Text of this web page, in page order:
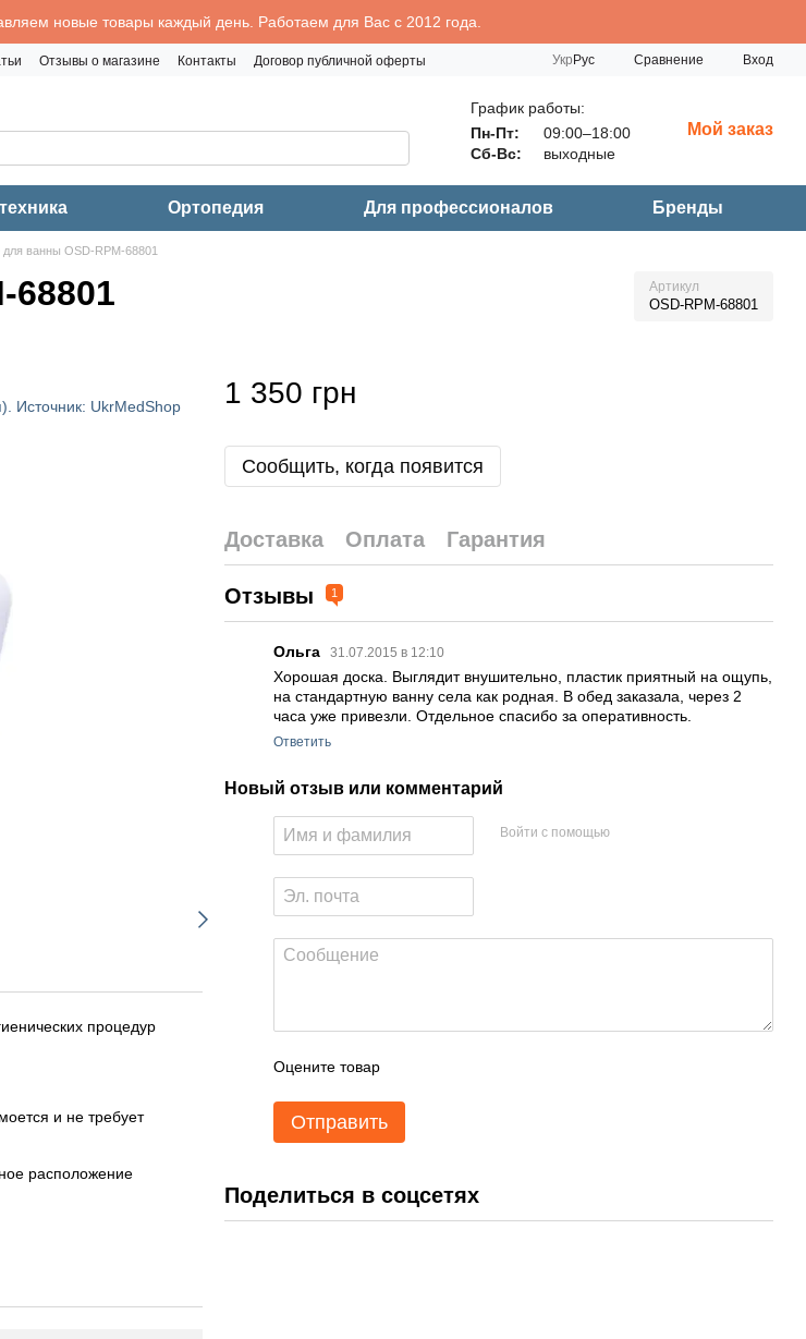
новые товары каждый день. Работаем для Вас с 2012 года.
Отзывы о магазине Контакты
Договор публичной оферты
Укр Рус Сравнение Вход
График работы:
Пн-Пт:
09:00–18:00
Сб-Вс:
выходные
Мой заказ
Ортопедия Для профессионалов Бренды
для ванны OSD-RPM-68801
68801 Артикул
OSD-RPM-68801
процедур
и не требует
расположение
1 350 грн
Сообщить, когда появится
Доставка Оплата Гарантия
Отзывы 1
Ольга 31.07.2015 в 12:10
Хорошая доска. Выглядит внушительно, пластик приятный на ощупь,
на стандартную ванну села как родная. В обед заказала, через 2
часа уже привезли. Отдельное спасибо за оперативность.
Ответить
Новый отзыв или комментарий
Войти с помощью
Оцените товар
Отправить
Поделиться в соцсетях